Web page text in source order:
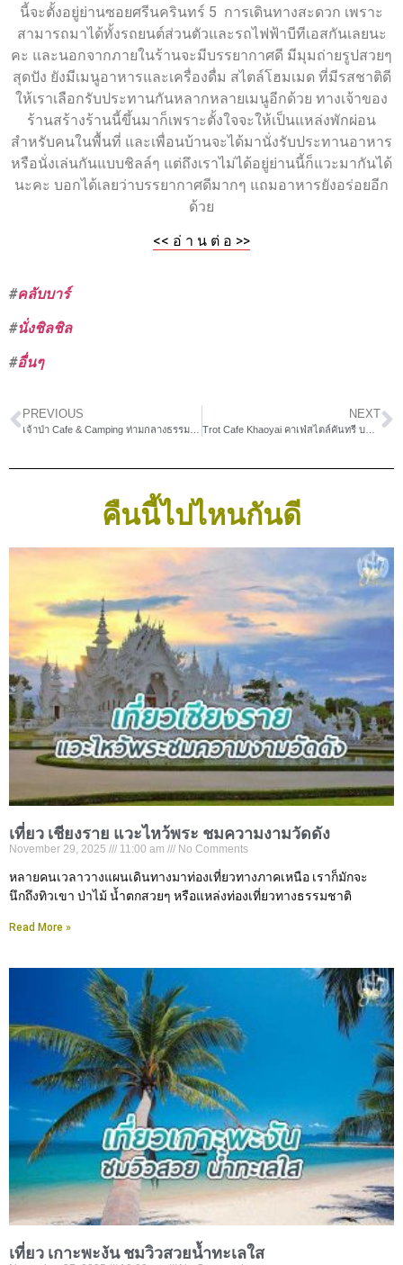
นี้จะตั้งอยู่ย่านซอยศรีนครินทร์ 5 การเดินทางสะดวก เพราะ
สามารถมาได้ทั้งรถยนต์ส่วนตัวและรถไฟฟ้าบีทีเอสกันเลยนะ
คะ และนอกจากภายในร้านจะมีบรรยากาศดี มีมุมถ่ายรูปสวยๆ
สุดปัง ยังมีเมนูอาหารและเครื่องดื่ม สไตล์โฮมเมด ที่มีรสชาติดี
ให้เราเลือกรับประทานกันหลากหลายเมนูอีกด้วย ทางเจ้าของ
ร้านสร้างร้านนี้ขึ้นมาก็เพราะตั้งใจจะให้เป็นแหล่งพักผ่อน
สำหรับคนในพื้นที่ และเพื่อนบ้านจะได้มานั่งรับประทานอาหาร
หรือนั่งเล่นกันแบบชิลล์ๆ แต่ถึงเราไม่ได้อยู่ย่านนี้ก็แวะมากันได้
นะคะ บอกได้เลยว่าบรรยากาศดีมากๆ แถมอาหารยังอร่อยอีก
ด้วย
<< อ่ า น ต่ อ >>
#คลับบาร์
#นั่งชิลชิล
#อื่นๆ
PREVIOUS NEXT
Trot Cafe Khaoyai คาเฟ่สไตล์คันทรี บนเขาใหญ่
คืนนี้ไปไหนกันดี
เที่ยว เชียงราย แวะไหว้พระ ชมความงามวัดดัง
November 29, 2025 11:00 am No Comments
หลายคนเวลาวางแผนเดินทางมาท่องเที่ยวทางภาคเหนือ เราก็มักจะ
นึกถึงทิวเขา ป่าไม้ น้ำตกสวยๆ หรือแหล่งท่องเที่ยวทางธรรมชาติ
Read More »
เที่ยว เกาะพะงัน ชมวิวสวยน้ำทะเลใส